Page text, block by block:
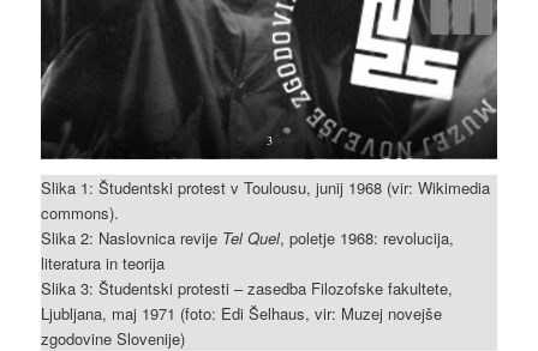
3
Slika 1: Študentski protest v Toulousu, junij 1968 (vir: Wikimedia
commons).
Slika 2: Naslovnica revije Tel Quel, poletje 1968: revolucija,
literatura in teorija
Slika 3: Študentski protesti – zasedba Filozofske fakultete,
Ljubljana, maj 1971 (foto: Edi Šelhaus, vir: Muzej novejše
zgodovine Slovenije)